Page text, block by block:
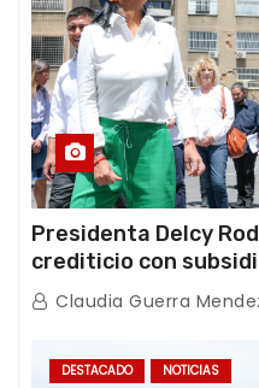
Presidenta Delcy
crediticio con
con Juntas de
Claudia Guerra
DESTACADO NOTICIAS